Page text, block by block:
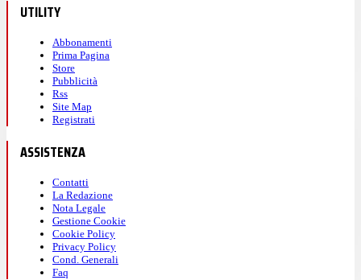
UTILITY
Abbonamenti
Prima Pagina
Store
Pubblicità
Rss
Site Map
Registrati
ASSISTENZA
Contatti
La Redazione
Nota Legale
Gestione Cookie
Cookie Policy
Privacy Policy
Cond. Generali
Faq